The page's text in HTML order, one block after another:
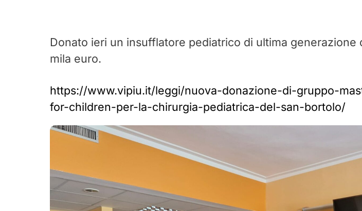
Donato ieri un insufflatore pediatrico di ultima generazione
mila euro.
https://www.vipiu.it/leggi/nuova-donazione-di-gruppo-
for-children-per-la-chirurgia-pediatrica-del-san-bortolo/